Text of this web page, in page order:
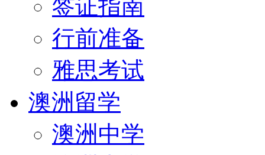
签证指南
行前准备
雅思考试
澳洲留学
澳洲中学